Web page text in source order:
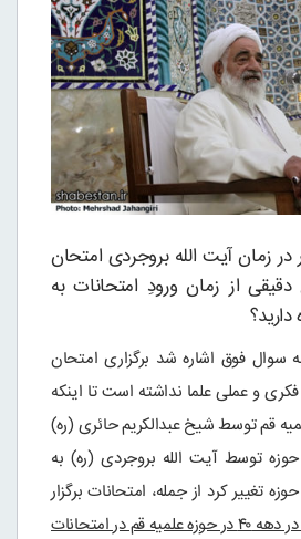
زمان آیت الله بروجردی امتحان
دقیقی از زمان ورودِ امتحانات به
سوال فوق اشاره شد برگزاری امتحان
و عملی علما نداشته است تا اینکه
قم توسط شیخ عبدالکریم حائری (ره)
توسط آیت الله بروجردی (ره) به
تغییر کرد از جمله، امتحانات برگزار
زمانی که بنده در دهه ۴۰ در حوزه علمیه قم در امتحانات